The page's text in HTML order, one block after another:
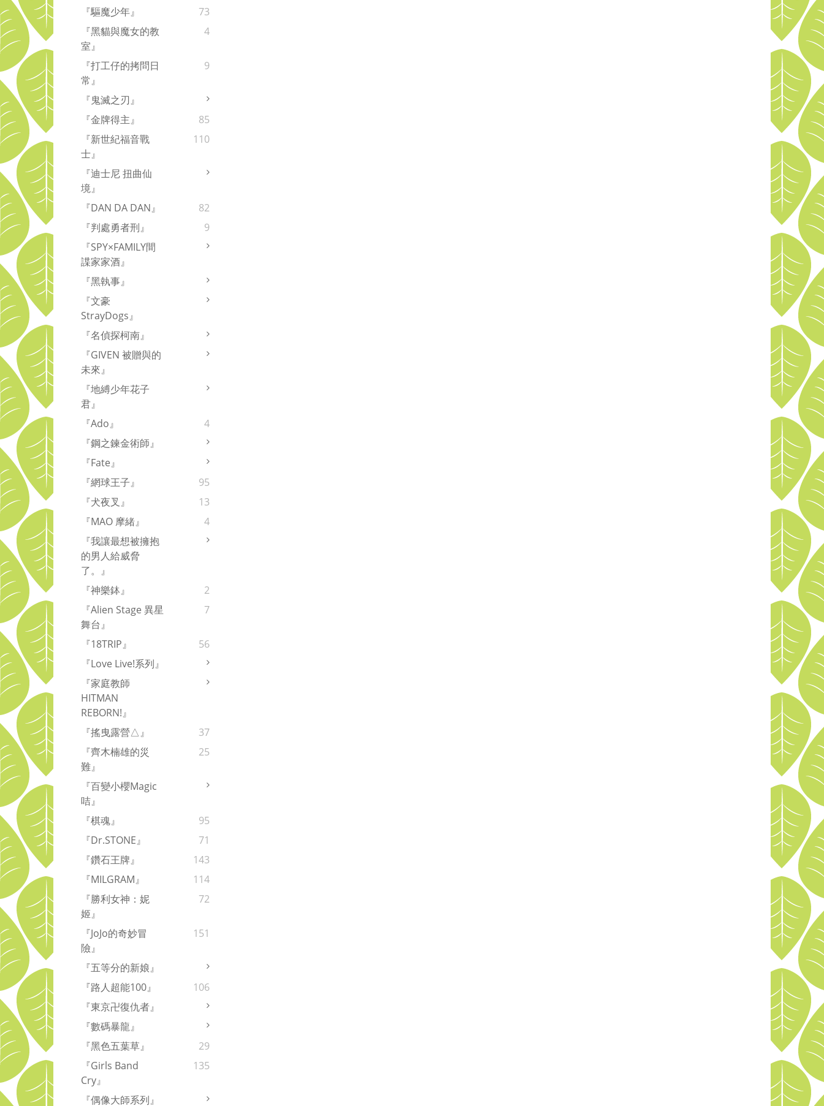
『驅魔少年』
73
『黑貓與魔女的教
室』
4
『打工仔的拷問日
常』
9
『鬼滅之刃』
『金牌得主』
85
『新世紀福音戰
士』
110
『迪士尼 扭曲仙
境』
『DAN DA DAN』
82
『判處勇者刑』
9
『SPY×FAMILY間
諜家家酒』
『黑執事』
『文豪
StrayDogs』
『名偵探柯南』
『GIVEN 被贈與的
未來』
『地縛少年花子
君』
『Ado』
4
『鋼之鍊金術師』
『Fate』
『網球王子』
95
『犬夜叉』
13
『MAO 摩緒』
4
『我讓最想被擁抱
的男人給威脅
了。』
『神樂鉢』
2
『Alien Stage 異星
舞台』
7
『18TRIP』
56
『Love Live!系列』
『家庭教師
HITMAN
REBORN!』
『搖曳露營△』
37
『齊木楠雄的災
難』
25
『百變小櫻Magic
咭』
『棋魂』
95
『Dr.STONE』
71
『鑽石王牌』
143
『MILGRAM』
114
『勝利女神：妮
姬』
72
『JoJo的奇妙冒
險』
151
『五等分的新娘』
『路人超能100』
106
『東京卍復仇者』
『數碼暴龍』
『黑色五葉草』
29
『Girls Band
Cry』
135
『偶像大師系列』